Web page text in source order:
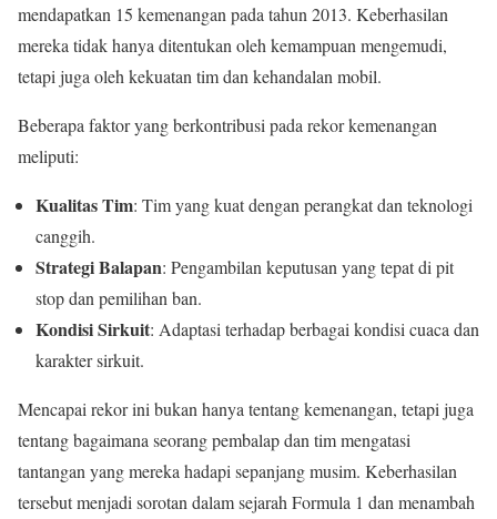
mendapatkan 15 kemenangan pada tahun 2013. Keberhasilan
mereka tidak hanya ditentukan oleh kemampuan mengemudi,
tetapi juga oleh kekuatan tim dan kehandalan mobil.
Beberapa faktor yang berkontribusi pada rekor kemenangan
meliputi:
Kualitas Tim: Tim yang kuat dengan perangkat dan teknologi
canggih.
Strategi Balapan: Pengambilan keputusan yang tepat di pit
stop dan pemilihan ban.
Kondisi Sirkuit: Adaptasi terhadap berbagai kondisi cuaca dan
karakter sirkuit.
Mencapai rekor ini bukan hanya tentang kemenangan, tetapi juga
tentang bagaimana seorang pembalap dan tim mengatasi
tantangan yang mereka hadapi sepanjang musim. Keberhasilan
tersebut menjadi sorotan dalam sejarah Formula 1 dan menambah